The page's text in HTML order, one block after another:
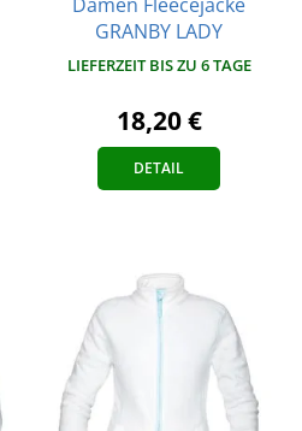
GRANBY LADY
LIEFERZEIT BIS ZU 6 TAGE
18,20 €
DETAIL